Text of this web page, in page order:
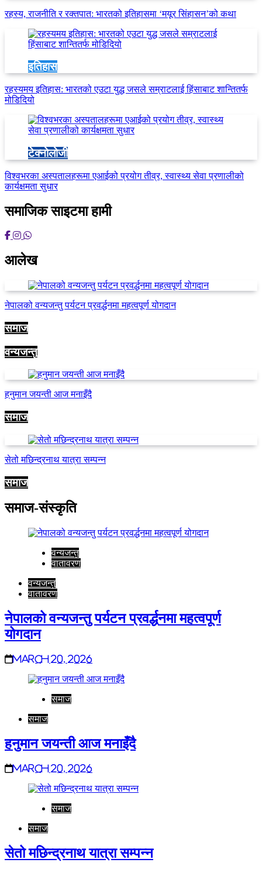
रहस्य, राजनीति र रक्तपात: भारतको इतिहासमा ‘मयूर सिंहासन’को कथा
इतिहास
रहस्यमय इतिहास: भारतको एउटा युद्ध जसले सम्राटलाई हिंसाबाट शान्तितर्फ
मोडिदियो
टेक्नोलोजी
विश्वभरका अस्पतालहरूमा एआईको प्रयोग तीव्र, स्वास्थ्य सेवा प्रणालीको
कार्यक्षमता सुधार
समाजिक साइटमा हामी
आलेख
नेपालको वन्यजन्तु पर्यटन प्रवर्द्धनमा महत्वपूर्ण योगदान
समाज
वन्यजन्तु
हनुमान जयन्ती आज मनाइँदै
समाज
सेतो मछिन्द्रनाथ यात्रा सम्पन्न
समाज
समाज-संस्कृति
वन्यजन्तु
वातावरण
वन्यजन्तु
वातावरण
नेपालको वन्यजन्तु पर्यटन प्रवर्द्धनमा महत्वपूर्ण
योगदान
March 20, 2026
समाज
समाज
हनुमान जयन्ती आज मनाइँदै
March 20, 2026
समाज
समाज
सेतो मछिन्द्रनाथ यात्रा सम्पन्न